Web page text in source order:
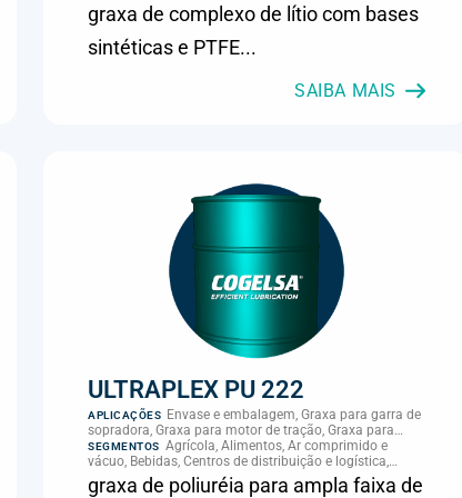
gerador de aerogerador
graxa de complexo de lítio com bases
sintéticas e PTFE...
SAIBA MAIS
ULTRAPLEX PU 222
APLICAÇÕES
Envase e embalagem, Graxa para garra de
sopradora, Graxa para motor de tração, Graxa para
roda-guia de serraria, Graxa para rolamento de motor de
tração, Graxa para rolamento de secagem de papel,
Graxa para secagem de papel, Graxa para serraria,
Graxa para sopradora, Graxa para sopradora de
SEGMENTOS Agrícola, Alimentos, Ar comprimido e
vácuo, Bebidas, Centros de distribuição e logística,
Cimento, Climatização e HVAC, Data center,
Eletroeletrônica, Embalagens e latas, Energia (geração),
graxa de poliuréia para ampla faixa de